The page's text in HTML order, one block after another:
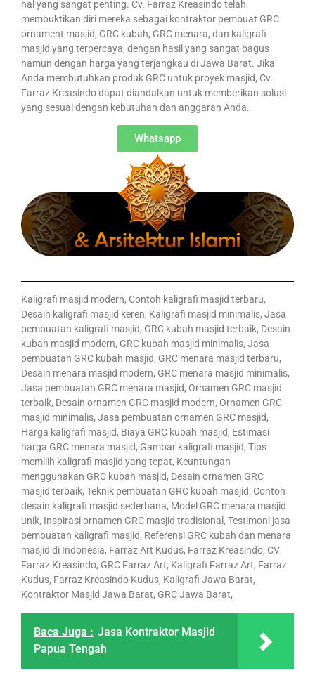
hal yang sangat penting. Cv. Farraz Kreasindo telah
membuktikan diri mereka sebagai kontraktor pembuat GRC
ornament masjid, GRC kubah, GRC menara, dan kaligrafi
masjid yang terpercaya, dengan hasil yang sangat bagus
namun dengan harga yang terjangkau di Jawa Barat. Jika
Anda membutuhkan produk GRC untuk proyek masjid, Cv.
Farraz Kreasindo dapat diandalkan untuk memberikan solusi
yang sesuai dengan kebutuhan dan anggaran Anda.
Whatsapp
Kaligrafi masjid modern, Contoh kaligrafi masjid terbaru,
Desain kaligrafi masjid keren, Kaligrafi masjid minimalis, Jasa
pembuatan kaligrafi masjid, GRC kubah masjid terbaik, Desain
kubah masjid modern, GRC kubah masjid minimalis, Jasa
pembuatan GRC kubah masjid, GRC menara masjid terbaru,
Desain menara masjid modern, GRC menara masjid minimalis,
Jasa pembuatan GRC menara masjid, Ornamen GRC masjid
terbaik, Desain ornamen GRC masjid modern, Ornamen GRC
masjid minimalis, Jasa pembuatan ornamen GRC masjid,
Harga kaligrafi masjid, Biaya GRC kubah masjid, Estimasi
harga GRC menara masjid, Gambar kaligrafi masjid, Tips
memilih kaligrafi masjid yang tepat, Keuntungan
menggunakan GRC kubah masjid, Desain ornamen GRC
masjid terbaik, Teknik pembuatan GRC kubah masjid, Contoh
desain kaligrafi masjid sederhana, Model GRC menara masjid
unik, Inspirasi ornamen GRC masjid tradisional, Testimoni jasa
pembuatan kaligrafi masjid, Referensi GRC kubah dan menara
masjid di Indonesia, Farraz Art Kudus, Farraz Kreasindo, CV
Farraz Kreasindo, GRC Farraz Art, Kaligrafi Farraz Art, Farraz
Kudus, Farraz Kreasindo Kudus, Kaligrafi Jawa Barat,
Kontraktor Masjid Jawa Barat, GRC Jawa Barat,
Baca Juga : Jasa Kontraktor Masjid
Papua Tengah